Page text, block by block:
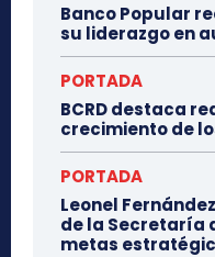
Banco Popular
su liderazgo en
PORTADA
BCRD destaca
crecimiento de
PORTADA
Leonel
de la Secretaría
metas